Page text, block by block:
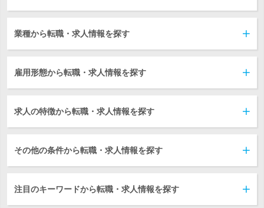
業種から転職・求人情報を探す
雇用形態から転職・求人情報を探す
求人の特徴から転職・求人情報を探す
その他の条件から転職・求人情報を探す
注目のキーワードから転職・求人情報を探す